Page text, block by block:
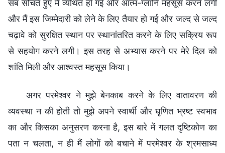
सब सोचते हुए मैं व्यथित हो गई और आत्म-ग्लानि महसूस करने लगी
और मैं इस जिम्मेदारी को लेने के लिए तैयार हो गई और जल्द से जल्द
चढ़ावे को सुरक्षित स्थान पर स्थानांतरित करने के लिए सक्रिय रूप
से सहयोग करने लगी। इस तरह से अभ्यास करने पर मेरे दिल को
शांति मिली और आश्वस्त महसूस किया।
अगर परमेश्वर ने मुझे बेनकाब करने के लिए वातावरण की
व्यवस्था न की होती तो मुझे अपने स्वार्थी और घृणित भ्रष्ट स्वभाव
का और किसका अनुसरण करना है, इस बारे में गलत दृष्टिकोण का
पता न चलता, न ही मैं लोगों को बचाने में परमेश्वर के श्रमसाध्य